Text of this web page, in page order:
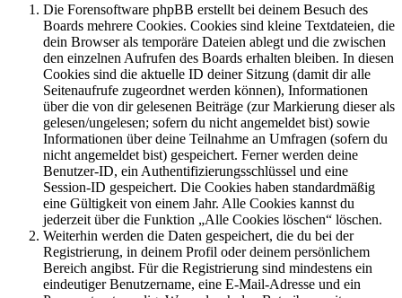
Die Forensoftware phpBB erstellt bei deinem Besuch des
Boards mehrere Cookies. Cookies sind kleine Textdateien, die
dein Browser als temporäre Dateien ablegt und die zwischen
den einzelnen Aufrufen des Boards erhalten bleiben. In diesen
Cookies sind die aktuelle ID deiner Sitzung (damit dir alle
Seitenaufrufe zugeordnet werden können), Informationen
über die von dir gelesenen Beiträge (zur Markierung dieser als
gelesen/ungelesen; sofern du nicht angemeldet bist) sowie
Informationen über deine Teilnahme an Umfragen (sofern du
nicht angemeldet bist) gespeichert. Ferner werden deine
Benutzer-ID, ein Authentifizierungsschlüssel und eine
Session-ID gespeichert. Die Cookies haben standardmäßig
eine Gültigkeit von einem Jahr. Alle Cookies kannst du
jederzeit über die Funktion „Alle Cookies löschen“ löschen.
Weiterhin werden die Daten gespeichert, die du bei der
Registrierung, in deinem Profil oder deinem persönlichem
Bereich angibst. Für die Registrierung sind mindestens ein
eindeutiger Benutzername, eine E-Mail-Adresse und ein